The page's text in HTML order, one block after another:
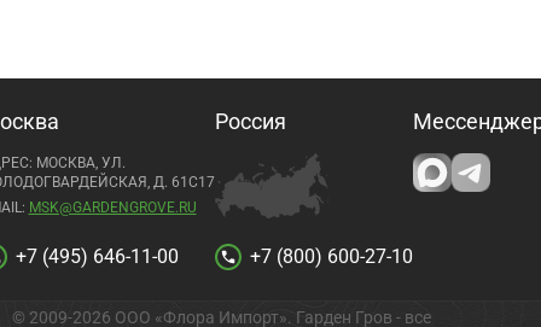
МОСКВА, УЛ.
Д. 61С17
MSK@GARDENGROVE.RU
+7 (495) 646-11-00
Россия
call +7 (800) 600-27-10
© 2009-2026 ООО «Флора Импорт». Гарден Гров - все